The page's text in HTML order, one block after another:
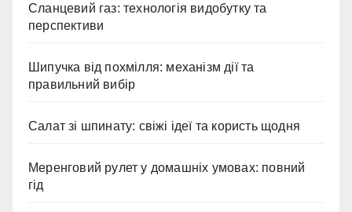
Сланцевий газ: технологія видобутку та
перспективи
Шипучка від похмілля: механізм дії та
правильний вибір
Салат зі шпинату: свіжі ідеї та користь щодня
Меренговий рулет у домашніх умовах: повний
гід